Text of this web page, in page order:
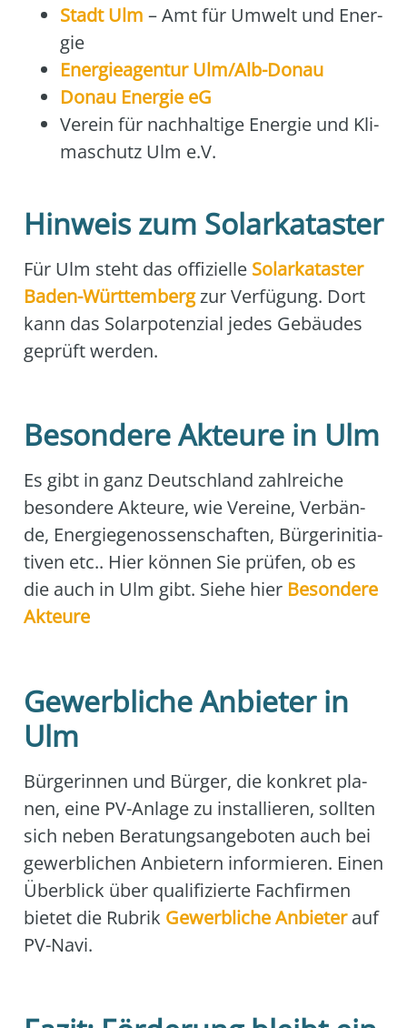
Stadt Ulm – Amt für Umwelt und Ener­
gie
Ener­gie­agen­tur Ulm/Alb-Donau
Donau Ener­gie eG
Ver­ein für nach­hal­ti­ge Ener­gie und Kli­
ma­schutz Ulm e.V.
Hinweis zum Solarkataster
Für Ulm steht das offi­zi­el­le Solar­ka­tas­ter
Baden-Würt­tem­bergzur Ver­fü­gung. Dort
kann das Solar­po­ten­zi­al jedes Gebäu­des
geprüft wer­den.
Besondere Akteure in Ulm
Es gibt in ganz Deutsch­land zahl­rei­che
beson­de­re Akteu­re, wie Ver­ei­ne, Ver­bän­
de, Ener­gie­ge­nos­sen­schaf­ten, Bür­ger­initia­
ti­ven etc.. Hier kön­nen Sie prü­fen, ob es
die auch in Ulm gibt. Sie­he hier Beson­de­re
Akteu­re
Gewerbliche Anbieter in
Ulm
Bür­ge­rin­nen und Bür­ger, die kon­kret pla­
nen, eine PV-Anla­ge zu instal­lie­ren, soll­ten
sich neben Bera­tungs­an­ge­bo­ten auch bei
gewerb­li­chen Anbie­tern infor­mie­ren. Einen
Über­blick über qua­li­fi­zier­te Fach­fir­men
bie­tet die Rubrik Gewerb­li­che Anbie­terauf
PV-Navi.